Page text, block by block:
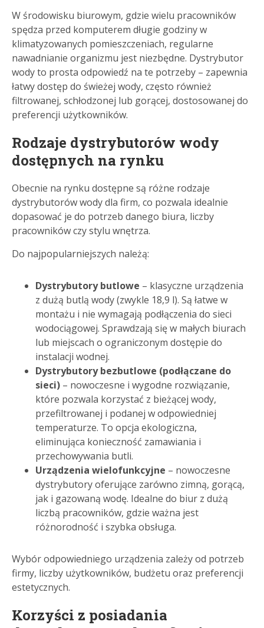
W środowisku biurowym, gdzie wielu pracowników
spędza przed komputerem długie godziny w
klimatyzowanych pomieszczeniach, regularne
nawadnianie organizmu jest niezbędne. Dystrybutor
wody to prosta odpowiedź na te potrzeby – zapewnia
łatwy dostęp do świeżej wody, często również
filtrowanej, schłodzonej lub gorącej, dostosowanej do
preferencji użytkowników.
Rodzaje dystrybutorów wody
dostępnych na rynku
Obecnie na rynku dostępne są różne rodzaje
dystrybutorów wody dla firm, co pozwala idealnie
dopasować je do potrzeb danego biura, liczby
pracowników czy stylu wnętrza.
Do najpopularniejszych należą:
Dystrybutory butlowe – klasyczne urządzenia
z dużą butlą wody (zwykle 18,9 l). Są łatwe w
montażu i nie wymagają podłączenia do sieci
wodociągowej. Sprawdzają się w małych biurach
lub miejscach o ograniczonym dostępie do
instalacji wodnej.
Dystrybutory bezbutlowe (podłączane do
sieci) – nowoczesne i wygodne rozwiązanie,
które pozwala korzystać z bieżącej wody,
przefiltrowanej i podanej w odpowiedniej
temperaturze. To opcja ekologiczna,
eliminująca konieczność zamawiania i
przechowywania butli.
Urządzenia wielofunkcyjne – nowoczesne
dystrybutory oferujące zarówno zimną, gorącą,
jak i gazowaną wodę. Idealne do biur z dużą
liczbą pracowników, gdzie ważna jest
różnorodność i szybka obsługa.
Wybór odpowiedniego urządzenia zależy od potrzeb
firmy, liczby użytkowników, budżetu oraz preferencji
estetycznych.
Korzyści z posiadania